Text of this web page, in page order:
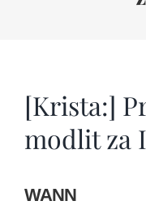
DARY
[Krista:]
modlit za
WANN